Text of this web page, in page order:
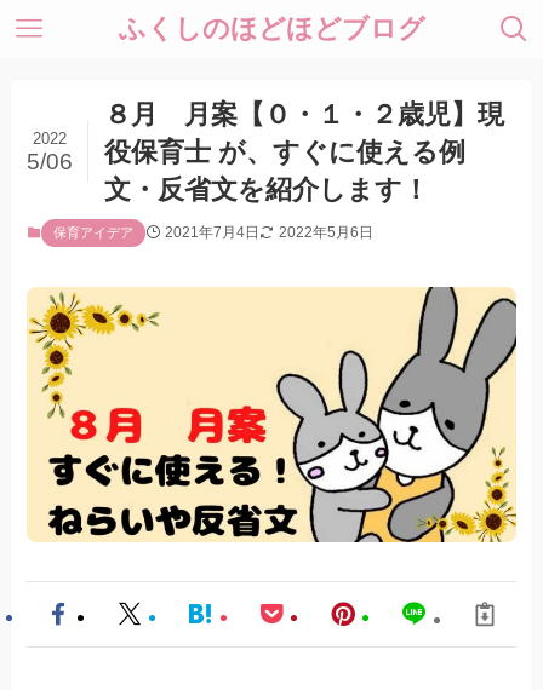
ふくしのほどほどブログ
８月 月案【０・１・２歳児】現
役保育士 が、すぐに使える例
文・反省文を紹介します！
2022
5/06
保育アイデア 2021年7月4日 2022年5月6日